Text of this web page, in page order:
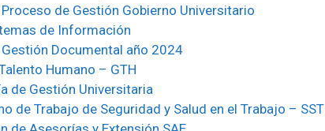
de Gestión Gobierno Universitario
de Información
Documental año 2024
Humano – GTH
de Gestión Universitaria
de Trabajo de Seguridad y Salud en el Trabajo – SST